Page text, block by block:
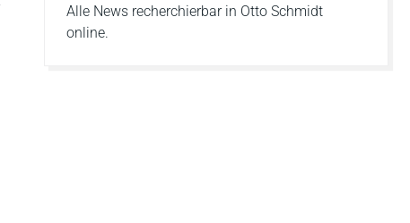
Alle News recherchierbar in Otto Schmidt
online.